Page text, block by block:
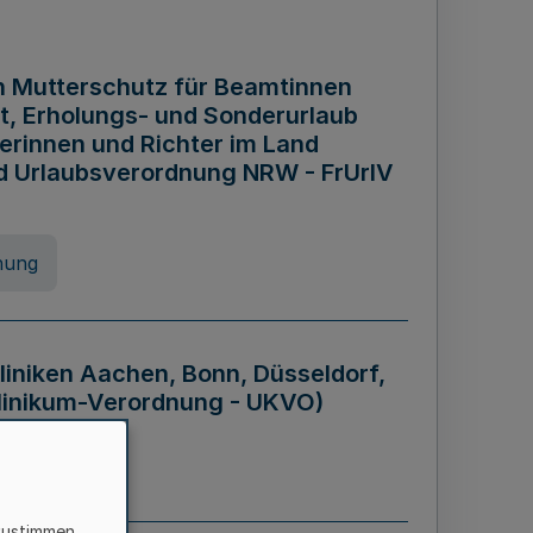
Mutterschutz für Beamtinnen
Erholungs- und Sonderurlaub
und Richter im Land
NRW - FrUrlV
Aachen, Bonn, Düsseldorf,
Verordnung - UKVO)